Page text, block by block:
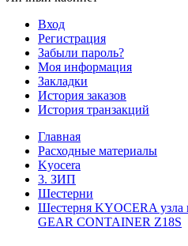
Вход
Регистрация
Забыли пароль?
Моя информация
Закладки
История заказов
История транзакций
Главная
Расходные материалы
Kyocera
3. ЗИП
Шестерни
Шестерня KYOCERA узла
GEAR CONTAINER Z18S